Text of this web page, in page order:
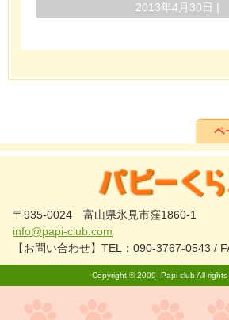
2013年4月30日 |
〒935-0024 富山県氷見市窪1860-1
info@papi-club.com
【お問い合わせ】TEL：090-3767-0543 /
Copyright © 2009- Papi-clubAll rights